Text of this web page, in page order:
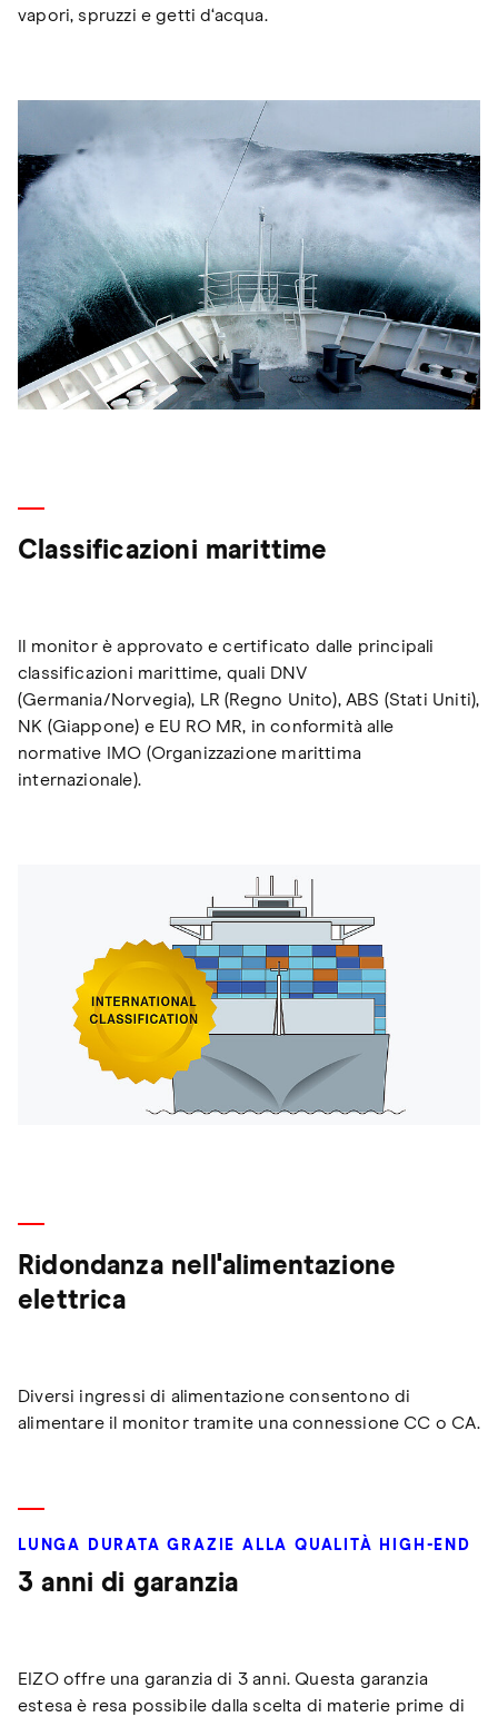
vapori, spruzzi e getti d‘acqua.
Classificazioni marittime
Il monitor è approvato e certificato dalle principali
classificazioni marittime, quali DNV
(Germania/Norvegia), LR (Regno Unito), ABS (Stati Uniti),
NK (Giappone) e EU RO MR, in conformità alle
normative IMO (Organizzazione marittima
internazionale).
Ridondanza nell'alimentazione
elettrica
Diversi ingressi di alimentazione consentono di
alimentare il monitor tramite una connessione CC o CA.
LUNGA DURATA GRAZIE ALLA QUALITÀ HIGH-END
3 anni di garanzia
EIZO offre una garanzia di 3 anni. Questa garanzia
estesa è resa possibile dalla scelta di materie prime di